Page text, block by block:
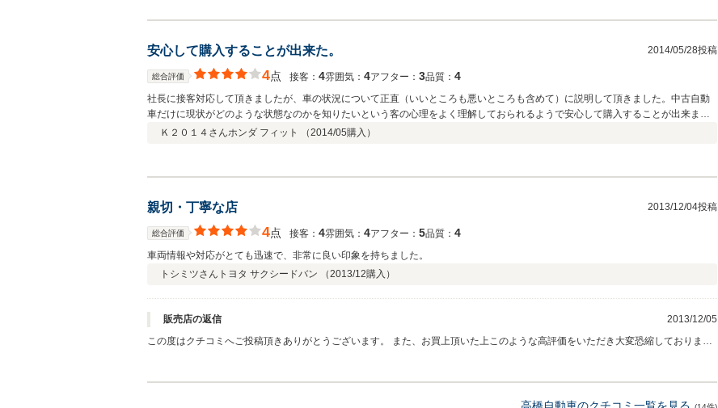
安心して購入することが出来た。 2014/05/28投稿
総合評価 4点 接客： 4雰囲気： 4アフター： 3品質： 4
社長に接客対応して頂きましたが、車の状況について正直（いいところも悪いところも含めて）に説明して頂きました。中古自動
車だけに現状がどのような状態なのかを知りたいという客の心理をよく理解しておられるようで安心して購入することが出来まし
た。Ｋ２０１４さんホンダ フィット （2014/05購入）
親切・丁寧な店 2013/12/04投稿
総合評価 4点 接客： 4雰囲気： 4アフター： 5品質： 4
車両情報や対応がとても迅速で、非常に良い印象を持ちました。
トシミツさん トヨタ サクシードバン （2013/12購入）
販売店の返信
2013/12/05
この度はクチコミへご投稿頂きありがとうございます。 また、お買上頂いた上このような高評価をいただき大変恐縮しておりま